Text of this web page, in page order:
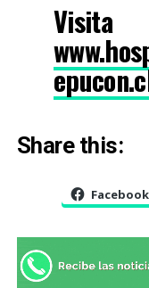
Visita
Share this:
Facebook